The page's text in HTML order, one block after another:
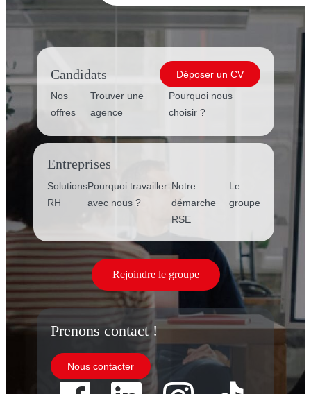
Candidats
Déposer un CV
Nos
offres
Trouver une
agence
Pourquoi nous
choisir ?
Entreprises
Solutions
RH
Pourquoi travailler
avec nous ?
Notre
démarche
RSE
Le
groupe
Rejoindre le groupe
Prenons contact !
Nous contacter